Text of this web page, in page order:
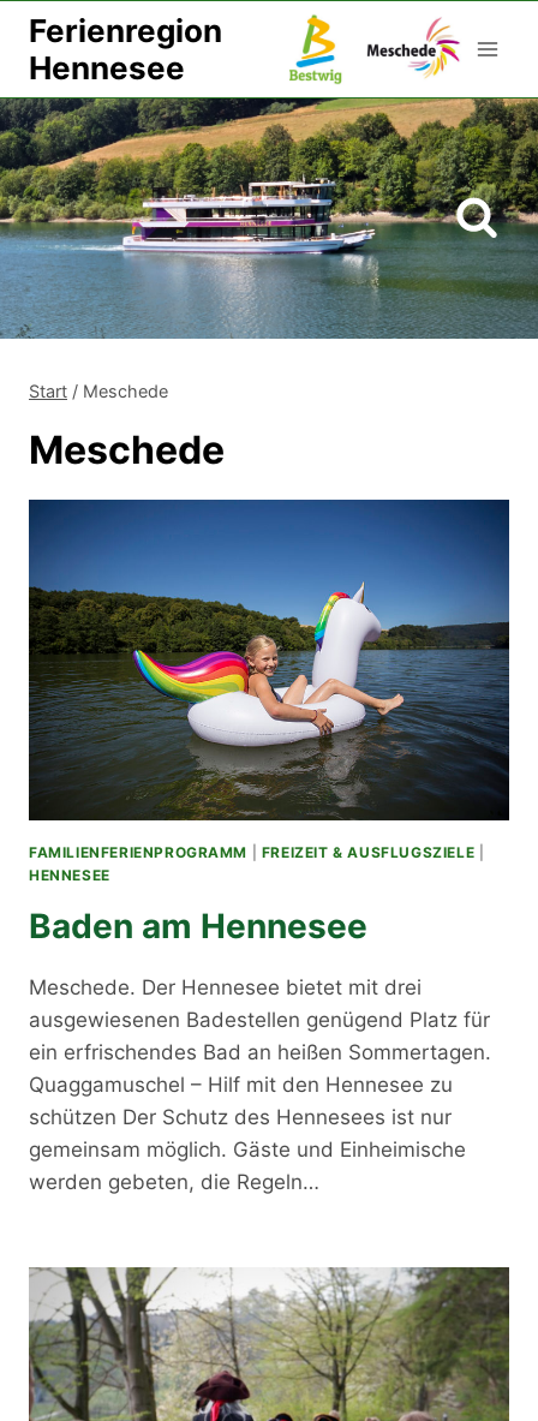
Zum
Inhalt
springen
Ferienregion
Hennesee
Start / Meschede
Meschede
FAMILIENFERIENPROGRAMM FREIZEIT & AUSFLUGSZIELE
HENNESEE
Baden am Hennesee
Meschede. Der Hennesee bietet mit drei
ausgewiesenen Badestellen genügend Platz für
ein erfrischendes Bad an heißen Sommertagen.
Quaggamuschel – Hilf mit den Hennesee zu
schützen Der Schutz des Hennesees ist nur
gemeinsam möglich. Gäste und Einheimische
werden gebeten, die Regeln…